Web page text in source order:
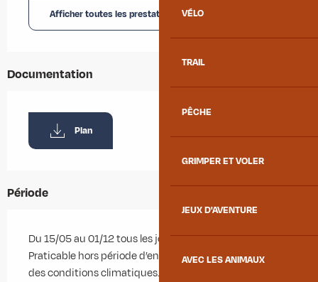
VÉLO
TRAIL
PÊCHE
GRIMPER ET VOLER
JEUX D'AVENTURE
AVEC LES ANIMAUX
Afficher toutes les prestations
Documentation
Plan
Période
Du 15/05 au 01/12 tous les jours.
Praticable hors période d’enneigement et en fonction
des conditions climatiques. Se renseigner au préalable